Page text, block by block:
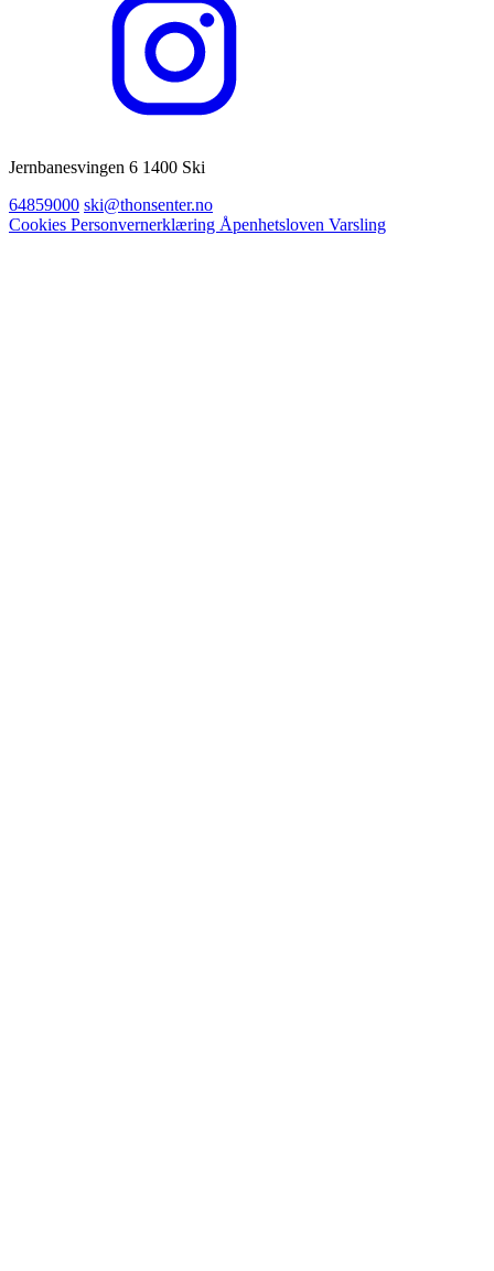
Jernbanesvingen 6 1400 Ski
64859000 ski@thonsenter.no
Cookies Personvernerklæring Åpenhetsloven Varsling